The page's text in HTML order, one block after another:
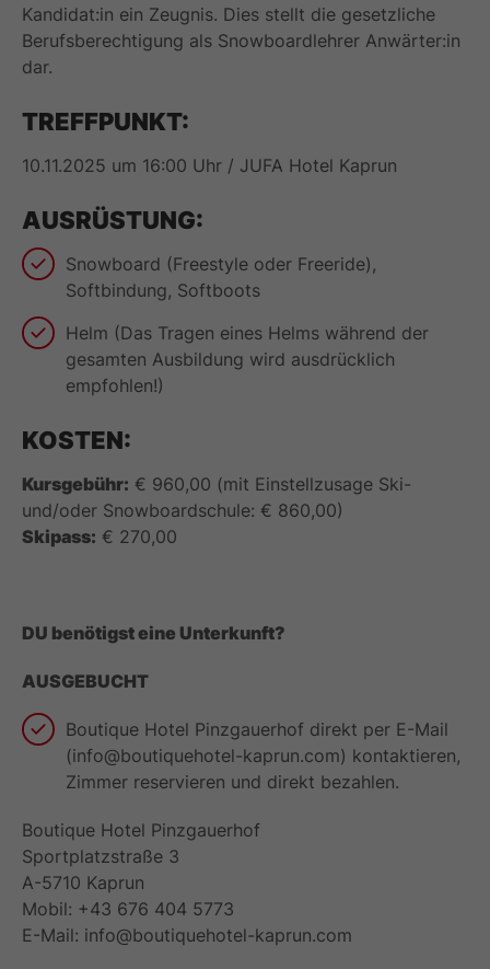
Kandidat:in ein Zeugnis. Dies stellt die gesetzliche
Berufsberechtigung als Snowboardlehrer Anwärter:in
dar.
TREFFPUNKT:
10.11.2025 um 16:00 Uhr / JUFA Hotel Kaprun
AUSRÜSTUNG:
Snowboard (Freestyle oder Freeride),
Softbindung, Softboots
Helm (Das Tragen eines Helms während der
gesamten Ausbildung wird ausdrücklich
empfohlen!)
KOSTEN:
Kursgebühr: € 960,00 (mit Einstellzusage Ski-
und/oder Snowboardschule: € 860,00)
Skipass: € 270,00
DU benötigst eine Unterkunft?
AUSGEBUCHT
Boutique Hotel Pinzgauerhof direkt per E-Mail
(info@boutiquehotel-kaprun.com) kontaktieren,
Zimmer reservieren und direkt bezahlen.
Boutique Hotel Pinzgauerhof
Sportplatzstraße 3
A-5710 Kaprun
Mobil: +43 676 404 5773
E-Mail: info@boutiquehotel-kaprun.com